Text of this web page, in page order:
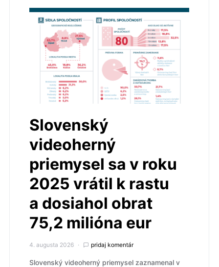
Slovenský
videoherný
priemysel sa v roku
2025 vrátil k rastu
a dosiahol obrat
75,2 milióna eur
4. augusta 2026 pridaj komentár
Slovenský videoherný priemysel zaznamenal v